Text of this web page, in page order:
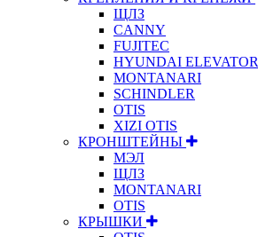
ЩЛЗ
CANNY
FUJITEC
HYUNDAI ELEVATOR
MONTANARI
SCHINDLER
OTIS
XIZI OTIS
КРОНШТЕЙНЫ
МЭЛ
ЩЛЗ
MONTANARI
OTIS
КРЫШКИ